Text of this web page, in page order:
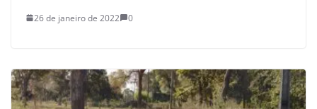
26 de janeiro de 2022 0